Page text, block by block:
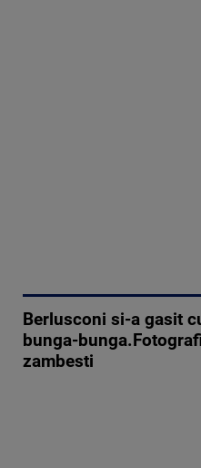
Berlusconi si-a gasit
bunga-
zambesti